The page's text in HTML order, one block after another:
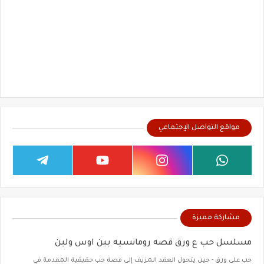
مواقع التواصل الإجتماعي
مشاركة مميزة
مسلسل حب ع ورق قصه رومانسيه بين اوس ولين
حب على ورق - حين يتحول العقد المزيف إلى قصة حب حقيقية المقدمة في